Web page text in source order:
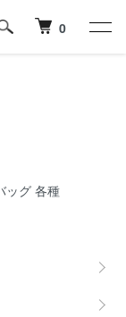
0
ッグ 各種